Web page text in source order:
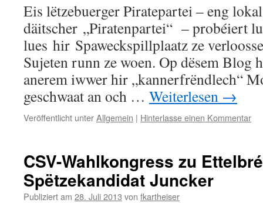
Eis lëtzebuerger Piratepartei – eng
däitscher „Piratenpartei“ – probéiert
lues hir Spaweckspillplaatz ze
Sujeten runn ze woen. Op dësem Blog
anerem iwwer hir „kannerfrëndlech“
geschwaat an och … Weiterlesen →
Veröffentlicht unterAllgemein | Hinterlasse einen Kommentar
CSV-Wahlkongress zu
Spëtzekandidat Juncker
Publiziert am 28. Juli 2013 von fkartheiser